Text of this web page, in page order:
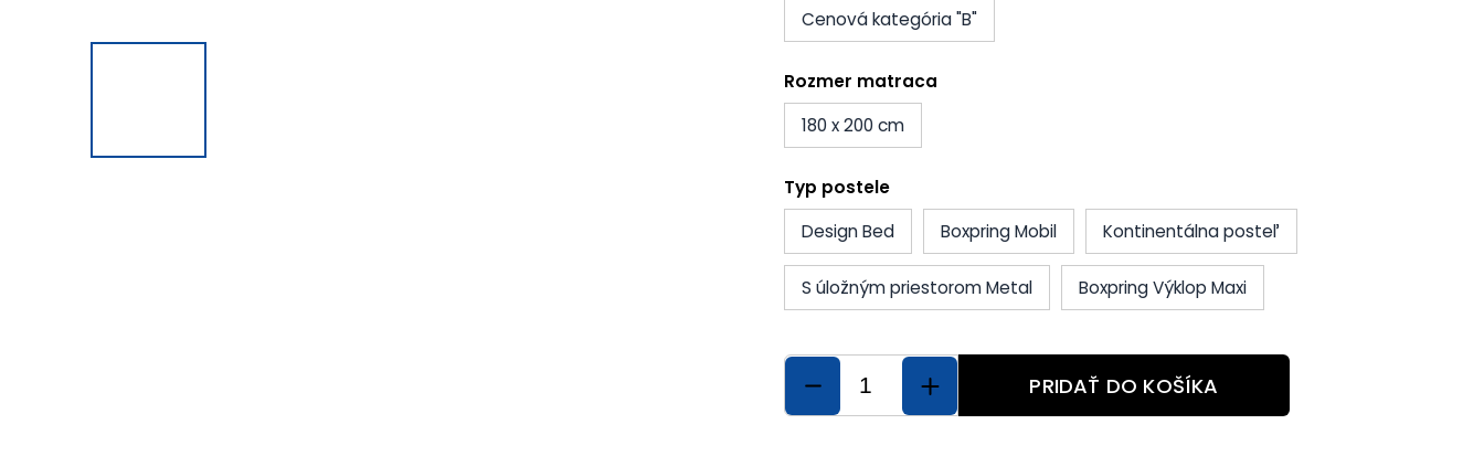
Cenová kategória "B"
Rozmer matraca
180 x 200 cm
Typ postele
Design Bed
Boxpring Mobil Kontinentálna posteľ
S úložným priestorom Metal Boxpring Výklop Maxi
PRIDAŤ DO KOŠÍKA